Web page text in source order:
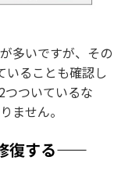
多いですが、その
いることも確認し
つついているな
ません。
復する——